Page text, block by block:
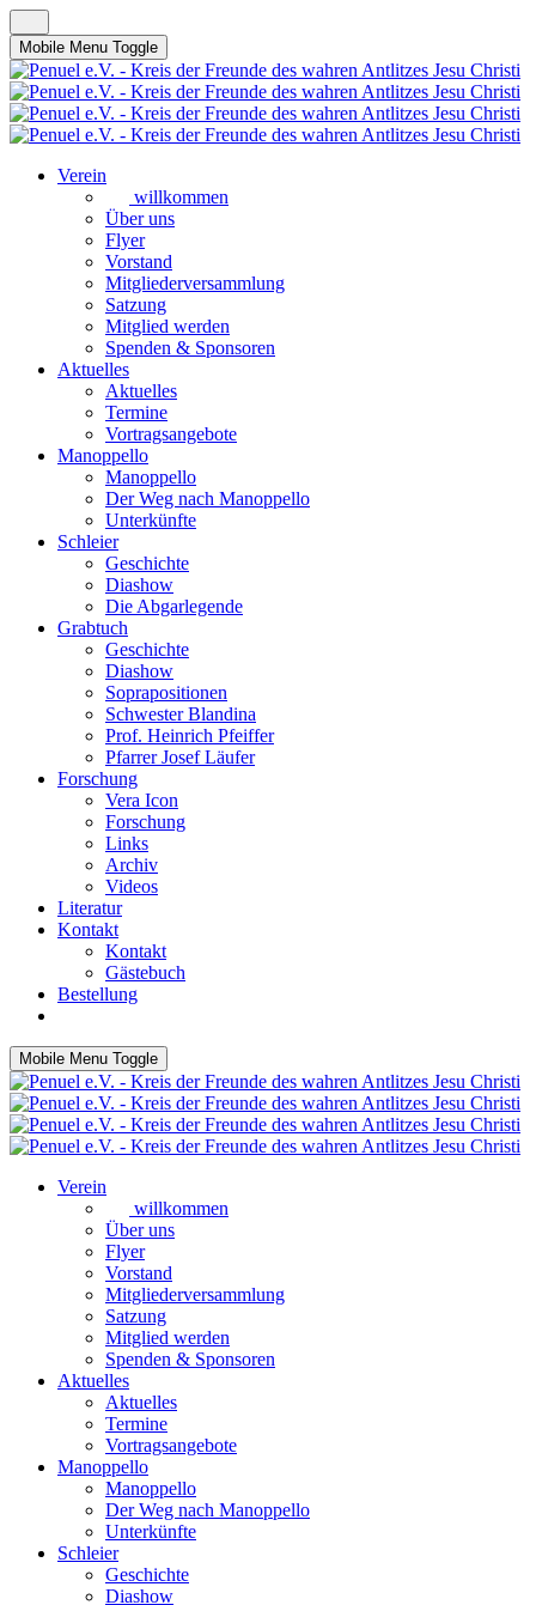
Mobile Menu Toggle
Verein
willkommen
Über uns
Flyer
Vorstand
Mitgliederversammlung
Satzung
Mitglied werden
Spenden & Sponsoren
Aktuelles
Aktuelles
Termine
Vortragsangebote
Manoppello
Manoppello
Der Weg nach Manoppello
Unterkünfte
Schleier
Geschichte
Diashow
Die Abgarlegende
Grabtuch
Geschichte
Diashow
Soprapositionen
Schwester Blandina
Prof. Heinrich Pfeiffer
Pfarrer Josef Läufer
Forschung
Vera Icon
Forschung
Links
Archiv
Videos
Literatur
Kontakt
Kontakt
Gästebuch
Bestellung
Mobile Menu Toggle
Verein
willkommen
Über uns
Flyer
Vorstand
Mitgliederversammlung
Satzung
Mitglied werden
Spenden & Sponsoren
Aktuelles
Aktuelles
Termine
Vortragsangebote
Manoppello
Manoppello
Der Weg nach Manoppello
Unterkünfte
Schleier
Geschichte
Diashow